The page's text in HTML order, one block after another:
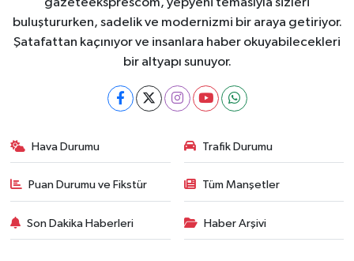
gazeteeksprescom, yepyeni temasıyla sizleri
buluştururken, sadelik ve modernizmi bir araya getiriyor.
Şatafattan kaçınıyor ve insanlara haber okuyabilecekleri
bir altyapı sunuyor.
Hava Durumu Trafik Durumu
Puan Durumu ve Fikstür Tüm Manşetler
Son Dakika Haberleri Haber Arşivi